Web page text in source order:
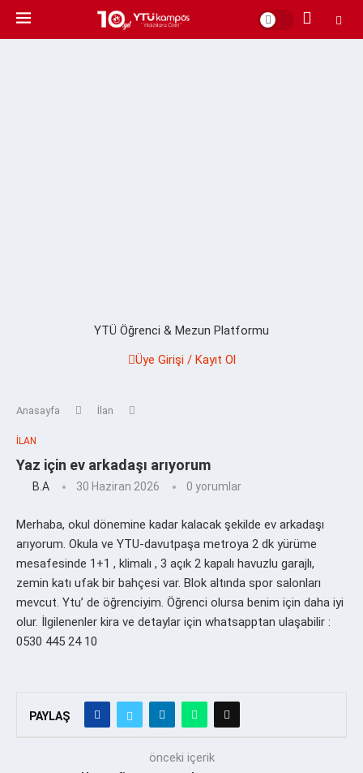
YTÜ Öğrenci & Mezun Platformu
Üye Girişi / Kayıt Ol
Anasayfa İlan
İLAN
Yaz için ev arkadaşı arıyorum
B.a 30 Haziran 2026 0 yorumlar
Merhaba, okul dönemine kadar kalacak şekilde ev arkadaşı
arıyorum. Okula ve YTU-davutpaşa metroya 2 dk yürüme
mesafesinde 1+1 , klimalı , 3 açık 2 kapalı havuzlu garajlı,
zemin katı ufak bir bahçesi var. Blok altında spor salonları
mevcut. Ytu’ de öğrenciyim. Öğrenci olursa benim için daha iyi
olur. İlgilenenler kira ve detaylar için whatsapptan ulaşabilir :
0530 445 24 10
PAYLAŞ
önceki içerik